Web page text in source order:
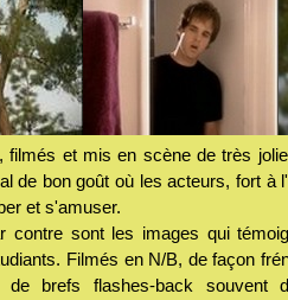
filmés et mis en scène de très
de bon goût où les acteurs, fort à
et s'amuser.
contre sont les images qui
Filmés en N/B, de façon
brefs flashes-back souvent